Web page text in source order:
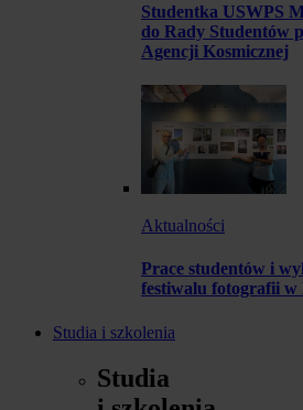
Studentka USWPS
do Rady Studentów
Agencji Kosmicznej
Aktualności
Prace studentów i
festiwalu fotografii w
Studia i szkolenia
Studia